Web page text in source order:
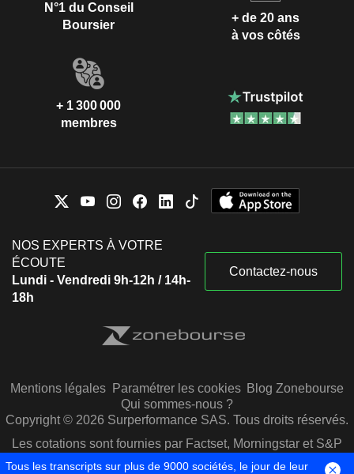
N°1 du Conseil
Boursier
+ de 20 ans
à vos côtés
+ 1 300 000
membres
NOS EXPERTS À VOTRE
ÉCOUTE
Lundi - Vendredi 9h-12h / 14h-
18h
Contactez-nous
Mentions légales Paramétrer les cookies Blog Zonebourse
Qui sommes-nous ?
Copyright © 2026 Surperformance SAS. Tous droits réservés.
Les cotations sont fournies par Factset, Morningstar et S&P
Capital IQ
Tous les transcripts sur plus de 9000 sociétés, le jour de leur